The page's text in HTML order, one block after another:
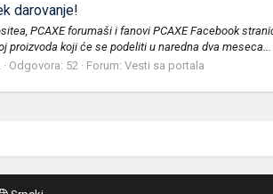
darovanje!
PCAXE forumaši i fanovi PCAXE Facebook
proizvoda koji će se podeliti u naredna dva meseca...
Odgovora: 52 Forum: Vesti sa portala